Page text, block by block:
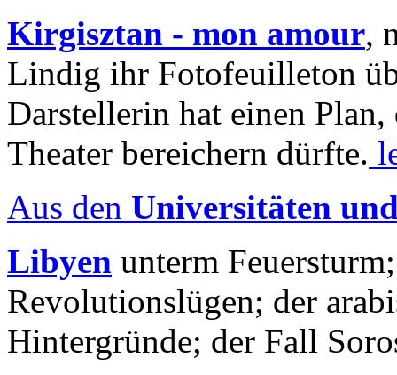
Kirgisztan - mon amour,
Lindig ihr Fotofeuilleton
Darstellerin hat einen Plan,
Theater bereichern dürfte.
Aus den Universitäten
Libyen unterm
Revolutionslügen; der
Hintergründe; der Fall